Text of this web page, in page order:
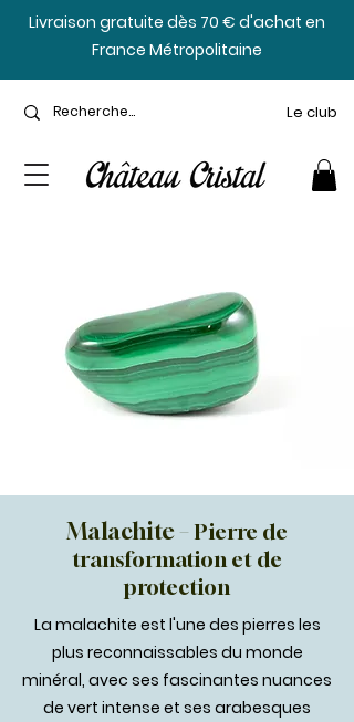
​Livraison gratuite dès 70 € d'achat en
France Métropolitaine
Le club
Malachite – Pierre de
transformation et de
protection
La malachite est l'une des pierres les
plus reconnaissables du monde
minéral, avec ses fascinantes nuances
de vert intense et ses arabesques